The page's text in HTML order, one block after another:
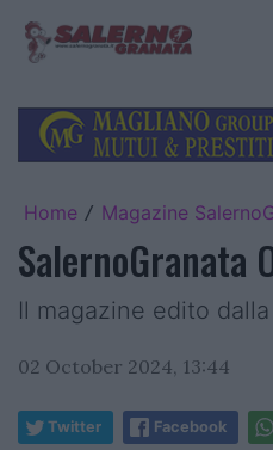
Home / Magazine
SalernoGranata
Il magazine edito
02 October 2024, 13:44
Twitter Facebook